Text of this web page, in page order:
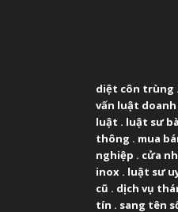
diệt côn trùng .
vấn luật
luật . luật sư
thông . mua
nghiệp . cửa
inox . luật sư
cũ . dịch vụ
tín . sang tên